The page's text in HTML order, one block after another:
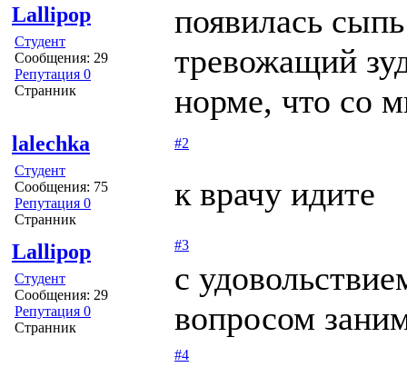
Lallipop
Студент
Сообщения: 29
Репутация 0
Странник
появилась
тревожащий
норме, что со
lalechka
Студент
Сообщения: 75
Репутация 0
Странник
#2
к врачу идите
Lallipop
Студент
Сообщения: 29
Репутация 0
Странник
#3
с
вопросом
#4